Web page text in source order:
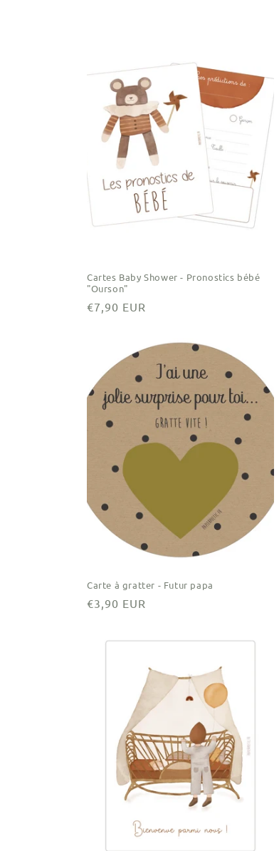
e
i
o
:
Cartes Baby Shower - Pronostics bébé
"Ourson"
Prix
€7,90 EUR
Carte à gratter - Futur papa
Prix
€3,90 EUR